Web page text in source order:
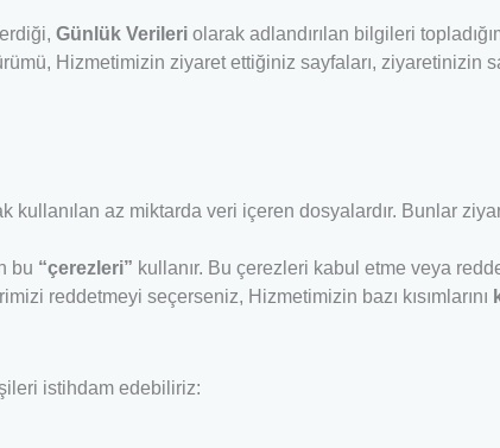
Günlük Verileri olarak adlandırılan bilgileri
Hizmetimizin ziyaret ettiğiniz sayfaları,
kullanılan az miktarda veri içeren dosyalardır. Bunlar
bu “çerezleri” kullanır. Bu çerezleri kabul etme veya
reddetmeyi seçerseniz, Hizmetimizin bazı kısımlarını
istihdam edebiliriz: